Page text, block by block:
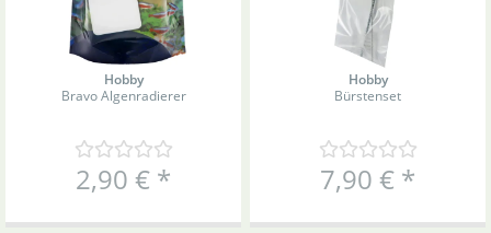
Hobby
Bravo Algenradierer
2,90 € *
Hobby
Bürstenset
7,90 € *